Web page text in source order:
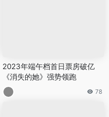
2023年端午档首日票房破亿
《消失的她》强势领跑
78